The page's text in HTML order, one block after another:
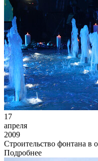
17
апреля
2009
Строительство фонтана в
Подробнее